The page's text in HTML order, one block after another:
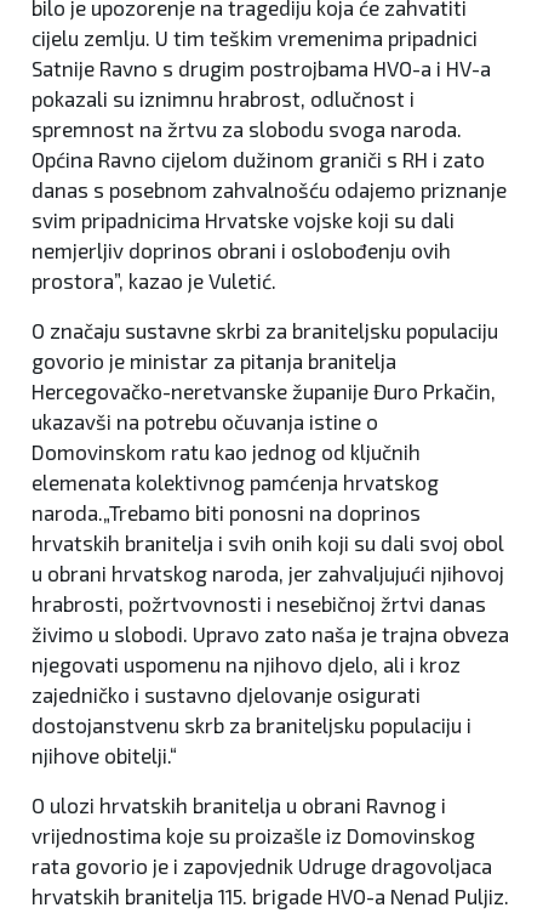
bilo je upozorenje na tragediju koja će zahvatiti
cijelu zemlju. U tim teškim vremenima pripadnici
Satnije Ravno s drugim postrojbama HVO-a i HV-a
pokazali su iznimnu hrabrost, odlučnost i
spremnost na žrtvu za slobodu svoga naroda.
Općina Ravno cijelom dužinom graniči s RH i zato
danas s posebnom zahvalnošću odajemo priznanje
svim pripadnicima Hrvatske vojske koji su dali
nemjerljiv doprinos obrani i oslobođenju ovih
prostora”, kazao je Vuletić.
O značaju sustavne skrbi za braniteljsku populaciju
govorio je ministar za pitanja branitelja
Hercegovačko-neretvanske županije Đuro Prkačin,
ukazavši na potrebu očuvanja istine o
Domovinskom ratu kao jednog od ključnih
elemenata kolektivnog pamćenja hrvatskog
naroda.„Trebamo biti ponosni na doprinos
hrvatskih branitelja i svih onih koji su dali svoj obol
u obrani hrvatskog naroda, jer zahvaljujući njihovoj
hrabrosti, požrtvovnosti i nesebičnoj žrtvi danas
živimo u slobodi. Upravo zato naša je trajna obveza
njegovati uspomenu na njihovo djelo, ali i kroz
zajedničko i sustavno djelovanje osigurati
dostojanstvenu skrb za braniteljsku populaciju i
njihove obitelji.“
O ulozi hrvatskih branitelja u obrani Ravnog i
vrijednostima koje su proizašle iz Domovinskog
rata govorio je i zapovjednik Udruge dragovoljaca
hrvatskih branitelja 115. brigade HVO-a Nenad Puljiz.